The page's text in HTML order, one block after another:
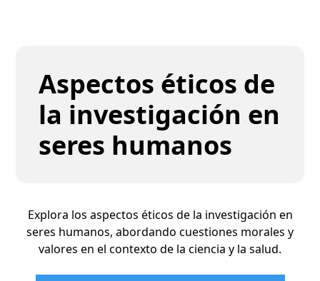
Aspectos éticos de
la investigación en
seres humanos
Explora los aspectos éticos de la investigación en
seres humanos, abordando cuestiones morales y
valores en el contexto de la ciencia y la salud.